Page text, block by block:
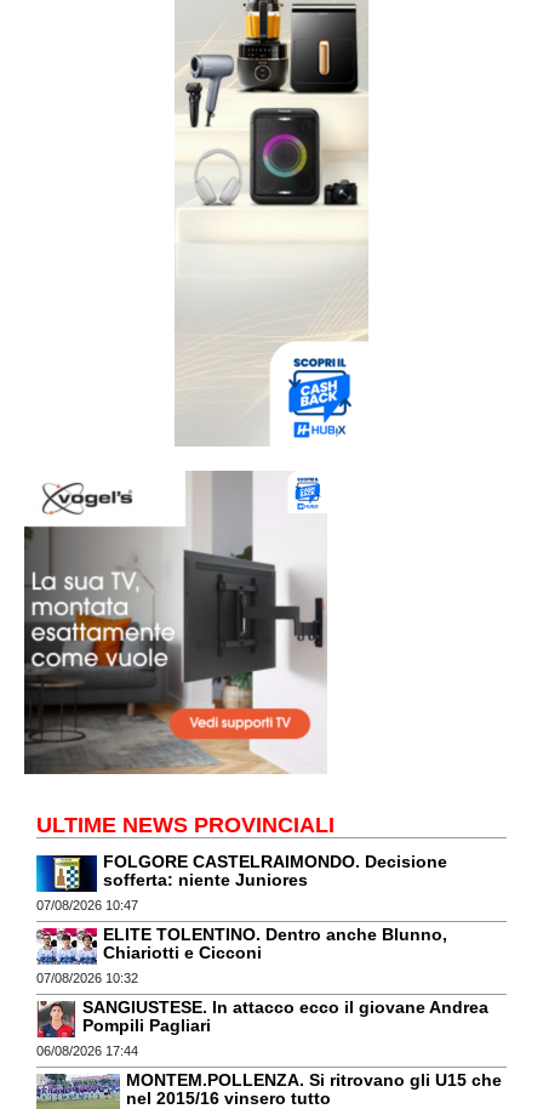
ULTIME NEWS PROVINCIALI
FOLGORE CASTELRAIMONDO. Decisione
sofferta: niente Juniores
07/08/2026 10:47
ELITE TOLENTINO. Dentro anche Blunno,
Chiariotti e Cicconi
07/08/2026 10:32
SANGIUSTESE. In attacco ecco il giovane Andrea
Pompili Pagliari
06/08/2026 17:44
MONTEM.POLLENZA. Si ritrovano gli U15 che
nel 2015/16 vinsero tutto